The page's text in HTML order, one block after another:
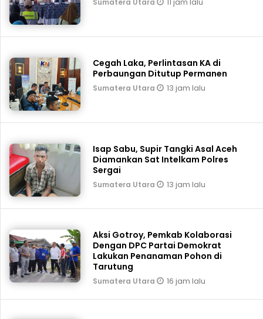
Sumatera Utara 11 jam lalu
Cegah Laka, Perlintasan KA di
Perbaungan Ditutup Permanen
Sumatera Utara 13 jam lalu
Isap Sabu, Supir Tangki Asal Aceh
Diamankan Sat Intelkam Polres
Sergai
Sumatera Utara 13 jam lalu
Aksi Gotroy, Pemkab ‎Kolaborasi
Dengan DPC Partai Demokrat
Lakukan Penanaman Pohon di
Tarutung
Sumatera Utara 16 jam lalu